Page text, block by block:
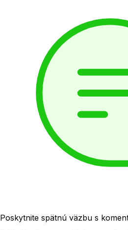
Poskytnite spätnú väzbu s